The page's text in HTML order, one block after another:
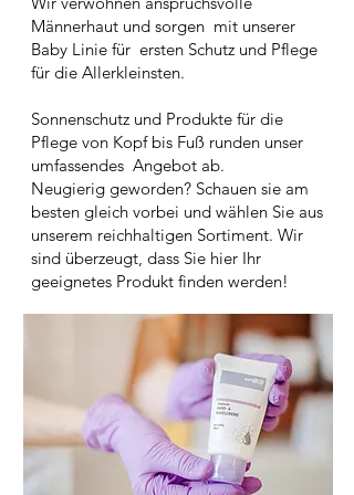
Männerhaut und sorgen mit unserer
Baby Linie für ersten Schutz und Pflege
für die Allerkleinsten.
Sonnenschutz und Produkte für die
Pflege von Kopf bis Fuß runden unser
umfassendes Angebot ab.
Neugierig geworden? Schauen sie am
besten gleich vorbei und wählen Sie aus
unserem reichhaltigen Sortiment. Wir
sind überzeugt, dass Sie hier Ihr
geeignetes Produkt finden werden!